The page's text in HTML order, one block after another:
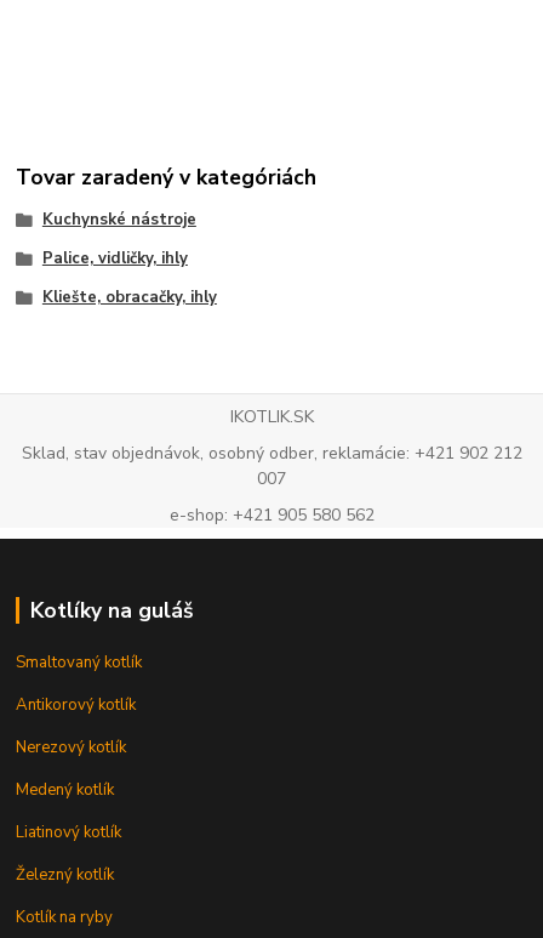
Tovar zaradený v kategóriách
Kuchynské nástroje
Palice, vidličky, ihly
Kliešte, obracačky, ihly
IKOTLIK.SK
Sklad, stav objednávok, osobný odber, reklamácie: +421 902 212
007
e-shop: +421 905 580 562
Kotlíky na guláš
Smaltovaný kotlík
Antikorový kotlík
Nerezový kotlík
Medený kotlík
Liatinový kotlík
Železný kotlík
Kotlík na ryby